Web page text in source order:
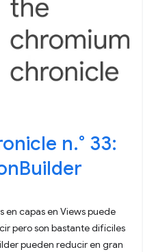
n.° 33:
en capas en Views puede
pero son bastante difíciles
pueden reducir en gran